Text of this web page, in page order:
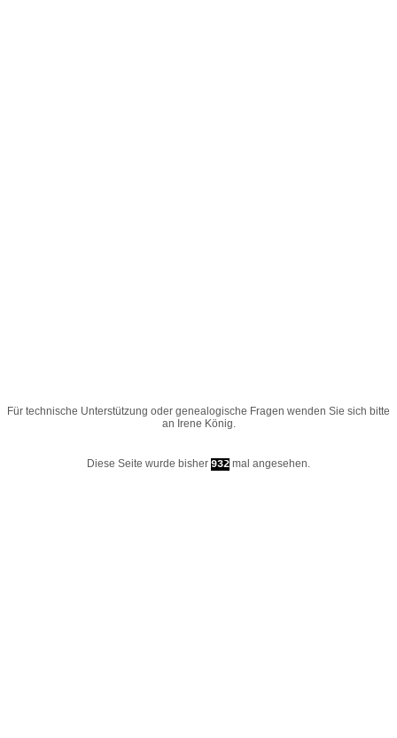
Für technische Unterstützung oder genealogische Fragen wenden Sie sich bitte
an Irene König.
Diese Seite wurde bisher 932 mal angesehen.